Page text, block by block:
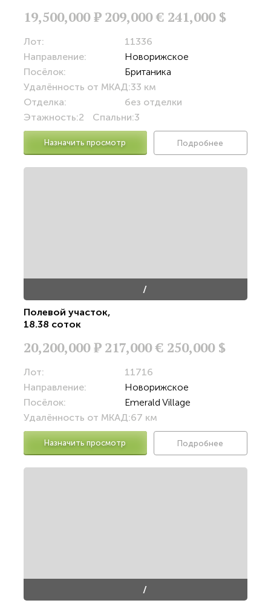
19,500,000Р 209,000 € 241,000 $
Лот:
11336
Направление:
Новорижское
Посёлок:
Британика
Удалённость от МКАД:33 км
Отделка:
без отделки
Этажность:2 Спальни:3
Назначить просмотр Подробнее
/
Полевой участок,
18.38 соток
20,200,000Р 217,000 € 250,000 $
Лот:
11716
Направление:
Новорижское
Посёлок:
Emerald Village
Удалённость от МКАД:67 км
Назначить просмотр Подробнее
/